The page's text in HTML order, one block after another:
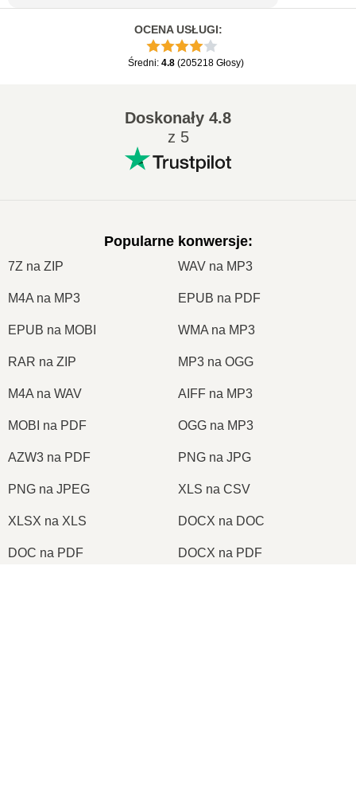
OCENA USŁUGI:
Średni: 4.8 (205218 Głosy)
Doskonały 4.8
z 5
Popularne konwersje:
7Z na ZIP WAV na MP3
M4A na MP3 EPUB na PDF
EPUB na MOBI WMA na MP3
RAR na ZIP MP3 na OGG
M4A na WAV AIFF na MP3
MOBI na PDF OGG na MP3
AZW3 na PDF PNG na JPG
PNG na JPEG XLS na CSV
XLSX na XLS DOCX na DOC
DOC na PDF DOCX na PDF